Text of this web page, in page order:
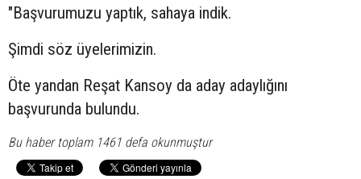
"Başvurumuzu yaptık, sahaya indik.
Şimdi söz üyelerimizin.
Öte yandan Reşat Kansoy da aday adaylığını
başvurunda bulundu.
Bu haber toplam 1461 defa okunmuştur